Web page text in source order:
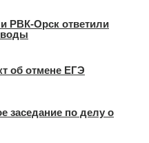
РВК-Орск ответили
воды
об отмене ЕГЭ
заседание по делу о